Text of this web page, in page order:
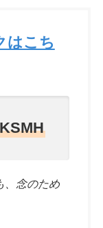
はこち
、念のため